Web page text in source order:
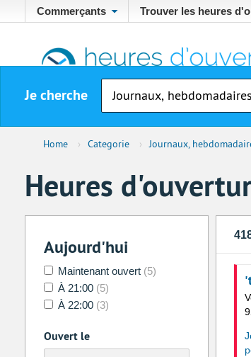
Commerçants Trouver les heures
Je cherche
Home › Categorie › Journaux,
Heures
Aujourd'hui
Maintenant ouvert (5)
À 21:00 (5)
À 22:00 (3)
Ouvert le